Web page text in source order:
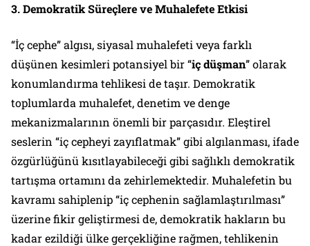
3. Demokratik Süreçlere ve Muhalefete Etkisi
“İç cephe” algısı, siyasal muhalefeti veya farklı
düşünen kesimleri potansiyel bir “iç düşman” olarak
konumlandırma tehlikesi de taşır. Demokratik
toplumlarda muhalefet, denetim ve denge
mekanizmalarının önemli bir parçasıdır. Eleştirel
seslerin “iç cepheyi zayıflatmak” gibi algılanması, ifade
özgürlüğünü kısıtlayabileceği gibi sağlıklı demokratik
tartışma ortamını da zehirlemektedir. Muhalefetin bu
kavramı sahiplenip “iç cephenin sağlamlaştırılması”
üzerine fikir geliştirmesi de, demokratik hakların bu
kadar ezildiği ülke gerçekliğine rağmen, tehlikenin